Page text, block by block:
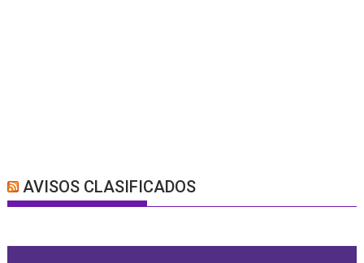
AVISOS CLASIFICADOS